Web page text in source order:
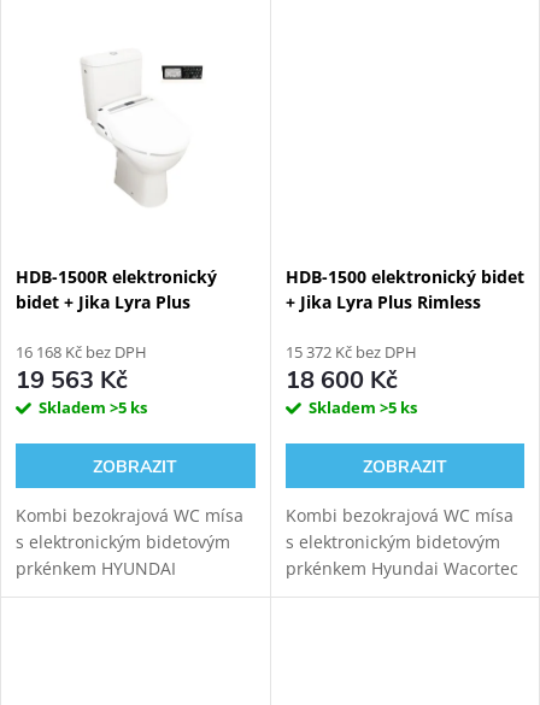
dámské mytí a sušení.
Variabilní odpad, vírové
splachování
HDB-1500R elektronický
bidet + Jika Lyra Plus
odpad
16 168 Kč bez DPH
19 563 Kč
Skladem >5 ks
ZOBRAZIT
Kombi bezokrajová WC mísa
s elektronickým bidetovým
prkénkem HYUNDAI
Wacortec pro komfortní
HDB-1500 elektronický bidet
+ Jika Lyra Plus Rimless
15 372 Kč bez DPH
18 600 Kč
Skladem >5 ks
ZOBRAZIT
Kombi bezokrajová WC mísa
s elektronickým bidetovým
prkénkem Hyundai Wacortec
pro komfortní zadní mytí,